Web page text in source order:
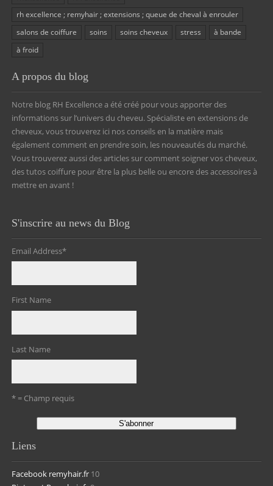
rh excellence ; remyhair ; extensions ; queue de cheval à enrouler
salons de coiffure
soins soins cheveux stress
à bande
à froid
A propos du blog
Notre blog RH Excellence a été créé pour vous apporter des
informations sur l’univers du cheveu. Spécialiste en extensions de
cheveux, vous trouverez ici nos conseils en la matière mais
également comment en prendre soin, les nouveautés du marché.
Vous trouverez aussi des articles sur comment soigner vos cheveux,
des tutos coiffure pour être la plus belle ou encore des accessoires à
mettre en avant !
S'inscrire au news du Blog
Email Address*
First Name
Last Name
* = Champ requis
Liens
Facebook remyhair.fr 10